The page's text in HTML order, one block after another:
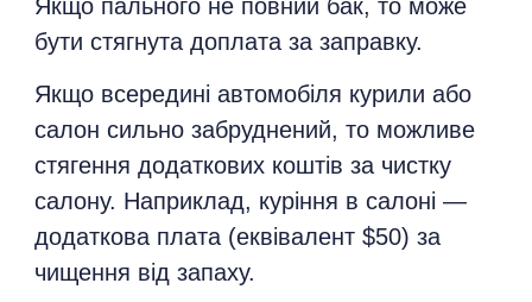
Якщо пального не повний бак, то може
бути стягнута доплата за заправку.
Якщо всередині автомобіля курили або
салон сильно забруднений, то можливе
стягення додаткових коштів за чистку
салону. Наприклад, куріння в салоні —
додаткова плата (еквівалент $50) за
чищення від запаху.